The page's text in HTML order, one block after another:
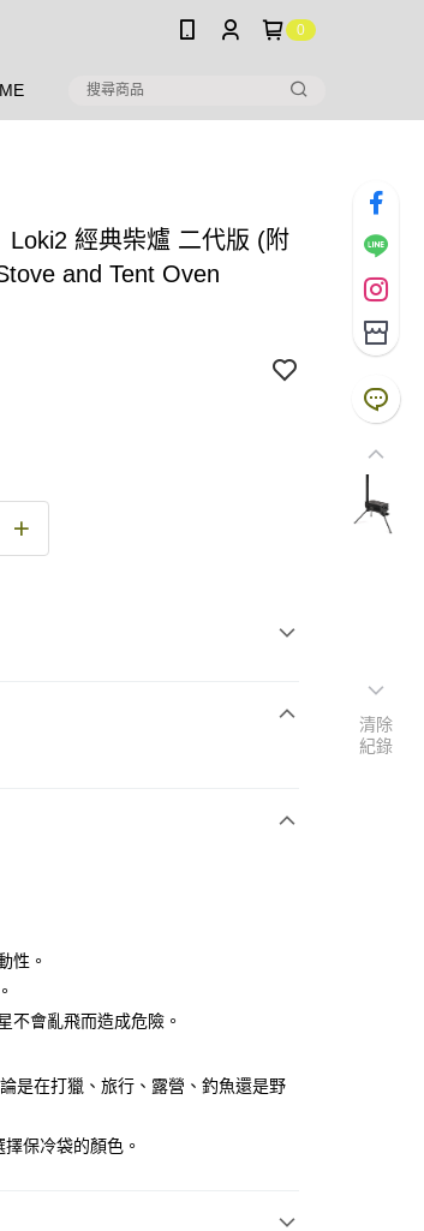
0
Loki2 經典柴爐 二代版 (附
and Tent Oven
遠東國際商業銀行
星展（台灣）商業銀行
上)免運費
性。
不會亂飛而造成危險。
是在打獵、旅行、露營、釣魚還是野
保冷袋的顏色。
清除
紀錄